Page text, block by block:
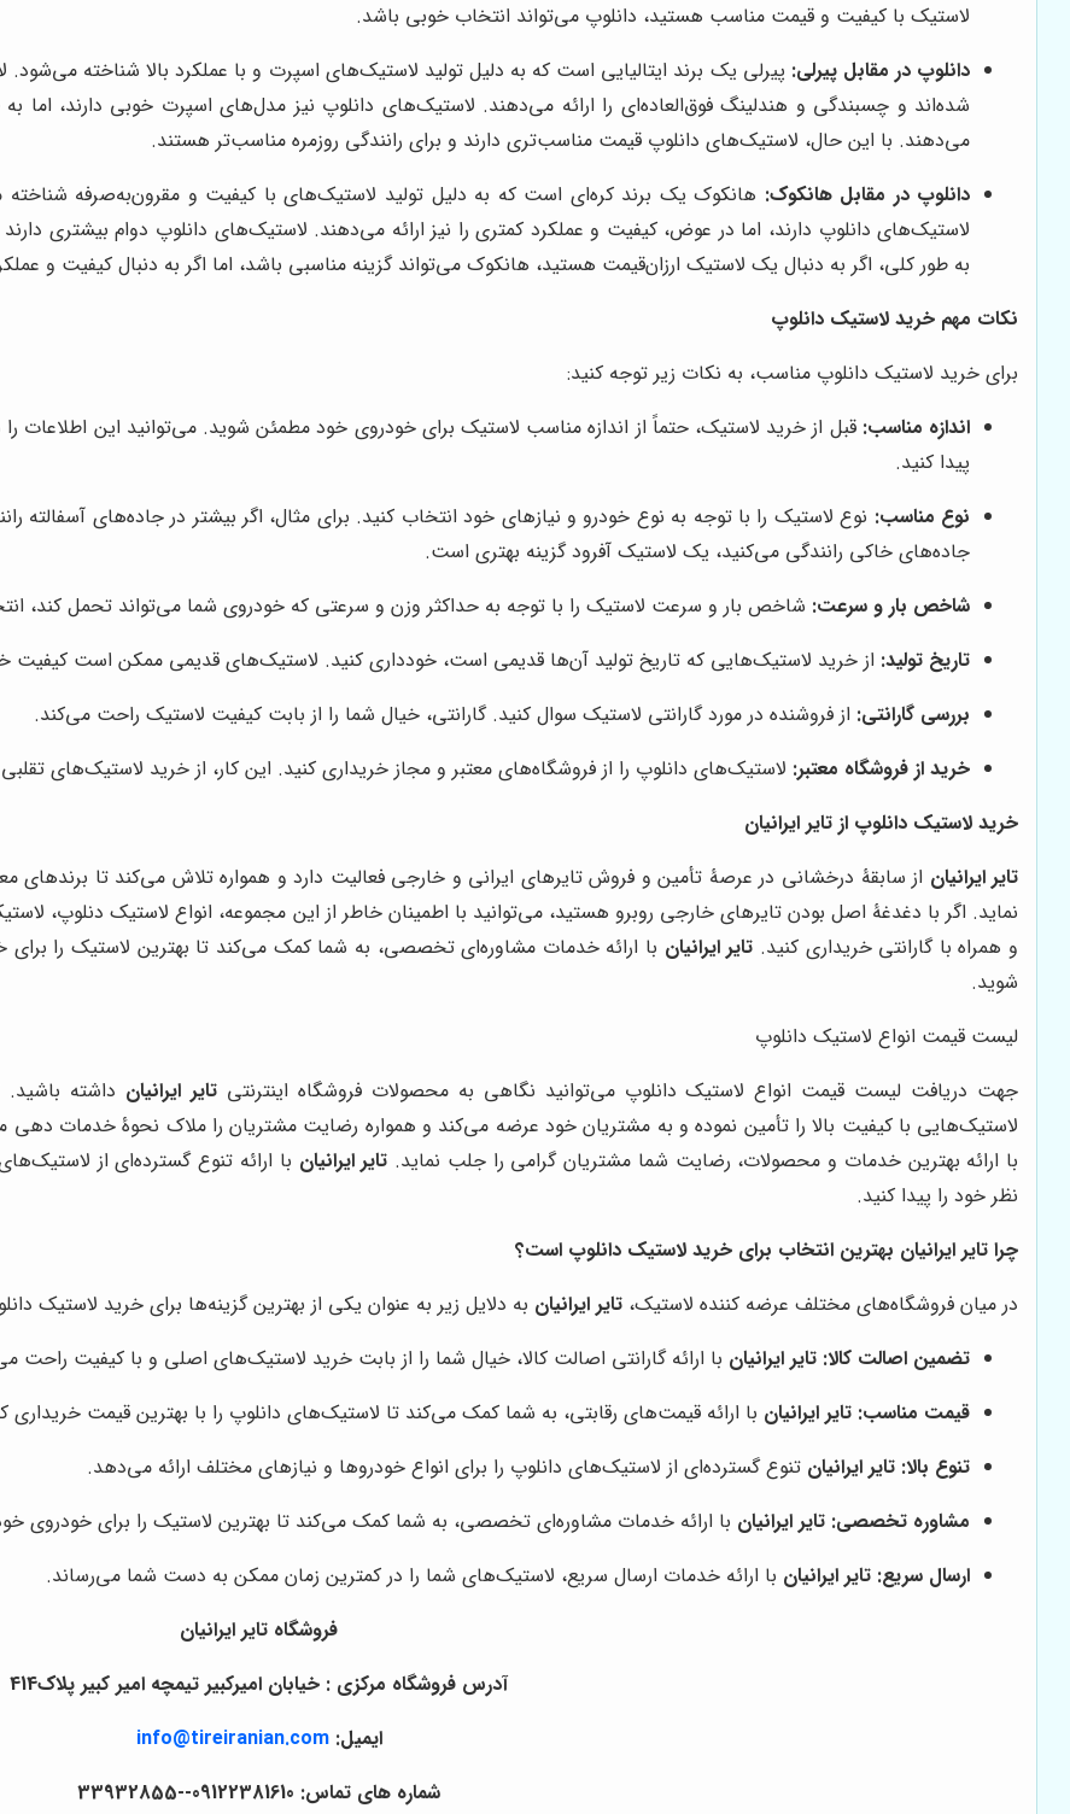
لاستیک با کیفیت و قیمت مناسب هستید، دانلوپ می‌تواند انتخاب خوبی باشد.
دانلوپ در مقابل پیرلی: پیرلی یک برند ایتالیایی است که به دلیل تولید لاستیک‌های اسپرت و با عملکرد بالا شناخته
شده‌اند و چسبندگی و هندلینگ فوق‌العاده‌ای را ارائه می‌دهند. لاستیک‌های دانلوپ نیز مدل‌های اسپرت خوبی دارند، اما به
می‌دهند. با این حال، لاستیک‌های دانلوپ قیمت مناسب‌تری دارند و برای رانندگی روزمره مناسب‌تر هستند.
دانلوپ در مقابل هانکوک: هانکوک یک برند کره‌ای است که به دلیل تولید لاستیک‌های با کیفیت و مقرون‌به‌صرفه
لاستیک‌های دانلوپ دارند، اما در عوض، کیفیت و عملکرد کمتری را نیز ارائه می‌دهند. لاستیک‌های دانلوپ دوام بیشتری
به طور کلی، اگر به دنبال یک لاستیک ارزان‌قیمت هستید، هانکوک می‌تواند گزینه مناسبی باشد، اما اگر به دنبال کیفیت و
نکات مهم خرید لاستیک دانلوپ
برای خرید لاستیک دانلوپ مناسب، به نکات زیر توجه کنید:
اندازه مناسب: قبل از خرید لاستیک، حتماً از اندازه مناسب لاستیک برای خودروی خود مطمئن شوید. می‌توانید این اطلاعات
پیدا کنید.
نوع مناسب: نوع لاستیک را با توجه به نوع خودرو و نیازهای خود انتخاب کنید. برای مثال، اگر بیشتر در جاده‌های
جاده‌های خاکی رانندگی می‌کنید، یک لاستیک آفرود گزینه بهتری است.
شاخص بار و سرعت: شاخص بار و سرعت لاستیک را با توجه به حداکثر وزن و سرعتی که خودروی شما می‌تواند تحمل کند،
تاریخ تولید: از خرید لاستیک‌هایی که تاریخ تولید آن‌ها قدیمی است، خودداری کنید. لاستیک‌های قدیمی ممکن است کیفیت
بررسی گارانتی: از فروشنده در مورد گارانتی لاستیک سوال کنید. گارانتی، خیال شما را از بابت کیفیت لاستیک راحت می‌کند.
خرید از فروشگاه معتبر: لاستیک‌های دانلوپ را از فروشگاه‌های معتبر و مجاز خریداری کنید. این کار، از خرید لاستیک‌های
خرید لاستیک دانلوپ از تایر ایرانیان
تایر ایرانیان از سابقۀ درخشانی در عرصۀ تأمین و فروش تایرهای ایرانی و خارجی فعالیت دارد و همواره تلاش می‌کند تا
نماید. اگر با دغدغۀ اصل بودن تایرهای خارجی روبرو هستید، می‌توانید با اطمینان خاطر از این مجموعه، انواع لاستیک دنلوپ،
و همراه با گارانتی خریداری کنید. تایر ایرانیان با ارائه خدمات مشاوره‌ای تخصصی، به شما کمک می‌کند تا بهترین لاستیک را
شوید.
لیست قیمت انواع لاستیک دانلوپ
جهت دریافت لیست قیمت انواع لاستیک دانلوپ می‌توانید نگاهی به محصولات فروشگاه اینترنتی تایر ایرانیان داشته
لاستیک‌هایی با کیفیت بالا را تأمین نموده و به مشتریان خود عرضه می‌کند و همواره رضایت مشتریان را ملاک نحوۀ خدمات
با ارائه بهترین خدمات و محصولات، رضایت شما مشتریان گرامی را جلب نماید. تایر ایرانیان با ارائه تنوع گسترده‌ای از
نظر خود را پیدا کنید.
چرا تایر ایرانیان بهترین انتخاب برای خرید لاستیک دانلوپ است؟
در میان فروشگاه‌های مختلف عرضه کننده لاستیک، تایر ایرانیان به دلایل زیر به عنوان یکی از بهترین گزینه‌ها برای خرید لاستیک
تضمین اصالت کالا: تایر ایرانیان با ارائه گارانتی اصالت کالا، خیال شما را از بابت خرید لاستیک‌های اصلی و با کیفیت راحت
قیمت مناسب: تایر ایرانیان با ارائه قیمت‌های رقابتی، به شما کمک می‌کند تا لاستیک‌های دانلوپ را با بهترین قیمت خریداری
تنوع بالا: تایر ایرانیان تنوع گسترده‌ای از لاستیک‌های دانلوپ را برای انواع خودروها و نیازهای مختلف ارائه می‌دهد.
مشاوره تخصصی: تایر ایرانیان با ارائه خدمات مشاوره‌ای تخصصی، به شما کمک می‌کند تا بهترین لاستیک را برای خودروی
ارسال سریع: تایر ایرانیان با ارائه خدمات ارسال سریع، لاستیک‌های شما را در کمترین زمان ممکن به دست شما می‌رساند.
فروشگاه تایر ایرانیان
آدرس فروشگاه مرکزی : خیابان امیرکبیر تیمچه امیر کبیر پلاک414
ایمیل:info@tireiranian.com
شماره های تماس: 09122381610--33932855